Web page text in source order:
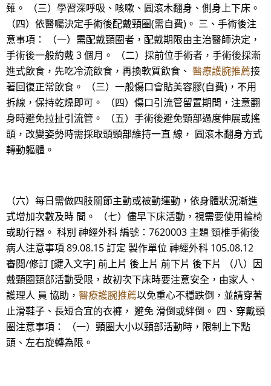
薙。 （三）學習深呼吸、咳嗽、圓滾木翻身、側身上下床。
（四）依醫囑決定手術後配戴頸圈(需自費)。 三、手術後注
意事項： （一）需配戴頸圈者，配戴期限由主治醫師決定，
手術後一般約戴 3 個月。 （二）採前位手術者，手術後採漸
進式飲食，先吃冷流飲食，再換軟質飲食、 醫療護腕推薦接
著回復正常飲食。 （三）一般傷口會貼美容膠(自費)，不用
拆線，保持乾燥即可。 （四）傷口引流管留置期間，注意翻
身時避免拉扯引流管。 （五）手術後避免頸部過度伸展或搖
頭，改變姿勢時需採取頭頸部維持一直 線， 圓滾木翻身方式
轉動軀體。
（六）每日需做四肢關節主動或被動運動，依身體狀況漸進
式增加次數及時 間。 （七）儘早下床活動，視需要使用輪椅
或助行器。 科別 神經外科 編號：7620003 主題 頸椎手術後
病人注意事項 89.08.15 訂定 製作單位 神經外科 105.08.12
審閱/修訂 [鍵入文字] 前上片 後上片 前下片 後下片 （八）因
戴頸圈頸部活動受限，故初次下床時要注意安全，由家人、
護理人 員 協助， 醫療護腕推薦以免重心不穩跌倒，並請穿著
止滑鞋子、長短合宜的衣褲， 避免 滑倒或絆倒。 四、穿戴頸
圈注意事項： （一）頸圈大小以頸部活動時，限制上下點
頭、左右旋轉為限。